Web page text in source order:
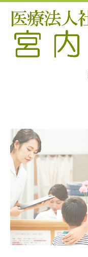
ホーム
個人情報保護方針